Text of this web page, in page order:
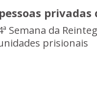
da
prisionais